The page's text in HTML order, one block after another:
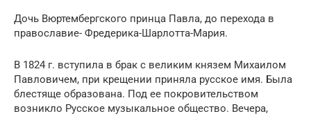
Дочь Вюртембергского принца Павла, до перехода в
православие- Фредерика-Шарлотта-Мария.
В 1824 г. вступила в брак с великим князем Михаилом
Павловичем, при крещении приняла русское имя. Была
блестяще образована. Под ее покровительством
возникло Русское музыкальное общество. Вечера,